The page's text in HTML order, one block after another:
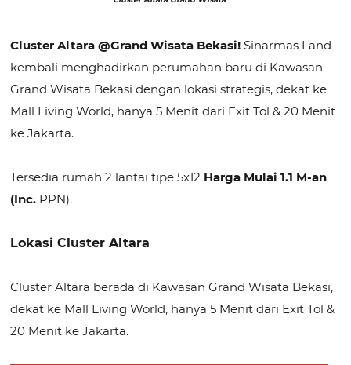
Cluster Altara @Grand Wisata Bekasi! Sinarmas Land
kembali menghadirkan perumahan baru di Kawasan
Grand Wisata Bekasi dengan lokasi strategis, dekat ke
Mall Living World, hanya 5 Menit dari Exit Tol & 20 Menit
ke Jakarta.
Tersedia rumah 2 lantai tipe 5x12 Harga Mulai 1.1 M-an
(Inc. PPN).
Lokasi Cluster Altara
Cluster Altara berada di Kawasan Grand Wisata Bekasi,
dekat ke Mall Living World, hanya 5 Menit dari Exit Tol &
20 Menit ke Jakarta.